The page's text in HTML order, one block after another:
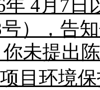
年 4月 7 日
号），告知
你未提出
项目环境